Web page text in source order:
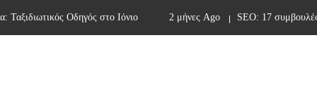
Οδηγός στο Ιόνιο 2 μήνες Ago SEO: 17 συμβουλές